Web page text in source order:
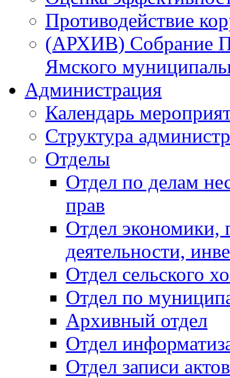
Противодействие
(АРХИВ) Собрание
Ямского
Администрация
Календарь
Структура
Отделы
Отдел по делам
прав
Отдел экономики,
деятельности,
Отдел сельского
Отдел по
Архивный отдел
Отдел
Отдел записи